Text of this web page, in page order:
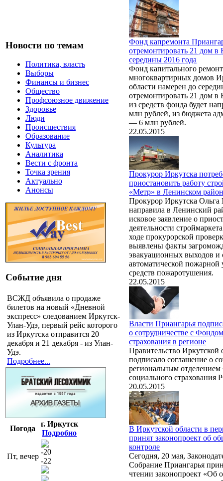
Новости по темам
Политика, власть
Выборы
Финансы и бизнес
Общество
Профсоюзное движение
Здоровье
Люди
Происшествия
Образование
Культура
Аналитика
Вести с фронта
Точка зрения
Актуально
Анонсы
Событие дня
ВСЖД объявила о продаже
билетов на новый «Дневной
экспресс» следованием Иркутск-
Улан-Удэ, первый рейс которого
из Иркутска отправится 20
декабря и 21 декабря - из Улан-
Удэ.
Подробнее...
Погода
г. Иркутск
Подробно
Пт, вечер
-20
-22
Фонд капремонта
отремонтировать 21 дом в
середины 2016 года
Фонд капитального
многоквартирных домов
области намерен до
отремонтировать 21 дом в
из средств фонда будет
млн рублей, из бюджета
— 6 млн рублей.
22.05.2015
Прокурор Иркутска
приостановить работу
«Метр» в Ленинском
Прокурор Иркутска Ольга
направила в Ленинский
исковое заявление о
деятельности
ходе прокурорской
выявлены факты
эвакуационных выходов и
автоматической пожарной
средств пожаротушения.
22.05.2015
Власти Приангарья
о сотрудничестве с
страхования в регионе
Правительство Иркутской
подписало соглашение о
региональным
социального страхования
20.05.2015
В Иркутской области в
принят законопроект об
контроле
Сегодня, 20 мая,
Собрание Приангарья
чтении законопроект «Об